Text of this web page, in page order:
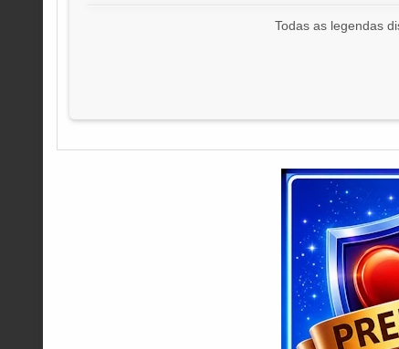
Todas as legendas